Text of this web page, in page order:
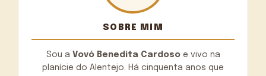
SOBRE MIM
Sou a Vovó Benedita Cardosoe vivo na
planície do Alentejo. Há cinquenta anos que